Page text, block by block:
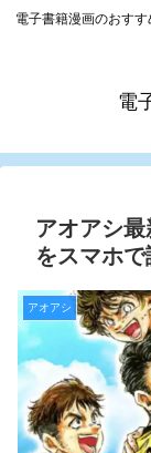
電子書籍漫画のおす
電
アオアシ
をスマホ
アオアシ